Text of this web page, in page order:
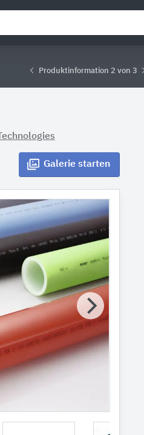
Produktinformation 2 von 3
Galerie starten